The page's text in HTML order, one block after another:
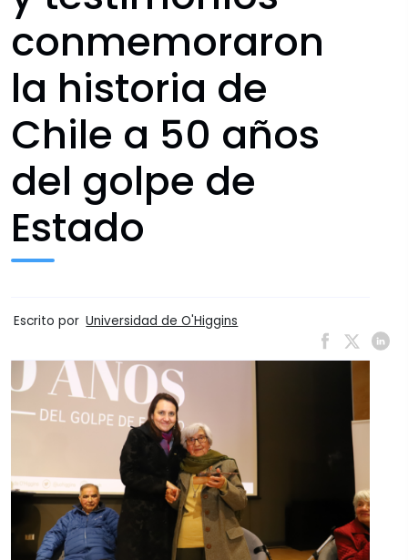
conmemoraron
la historia de
Chile a 50 años
del golpe de
Estado
Escrito por Universidad de O'Higgins